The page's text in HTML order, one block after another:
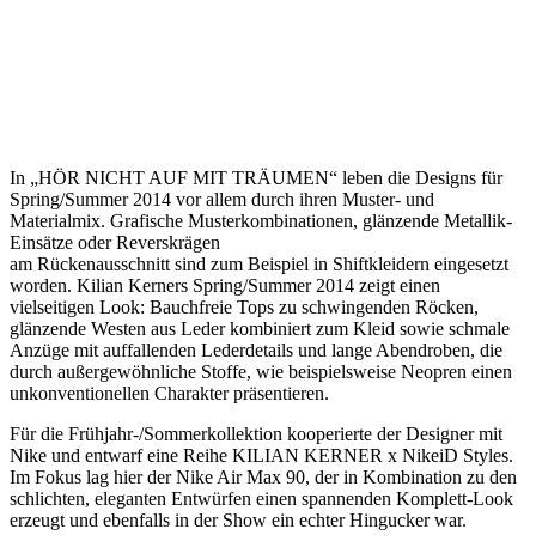
In „HÖR NICHT AUF MIT TRÄUMEN“ leben die Designs für
Spring/Summer 2014 vor allem durch ihren Muster- und
Materialmix. Grafische Musterkombinationen, glänzende Metallik-
Einsätze oder Reverskrägen
am Rückenausschnitt sind zum Beispiel in Shiftkleidern eingesetzt
worden. Kilian Kerners Spring/Summer 2014 zeigt einen
vielseitigen Look: Bauchfreie Tops zu schwingenden Röcken,
glänzende Westen aus Leder kombiniert zum Kleid sowie schmale
Anzüge mit auffallenden Lederdetails und lange Abendroben, die
durch außergewöhnliche Stoffe, wie beispielsweise Neopren einen
unkonventionellen Charakter präsentieren.
Für die Frühjahr-/Sommerkollektion kooperierte der Designer mit
Nike und entwarf eine Reihe KILIAN KERNER x NikeiD Styles.
Im Fokus lag hier der Nike Air Max 90, der in Kombination zu den
schlichten, eleganten Entwürfen einen spannenden Komplett-Look
erzeugt und ebenfalls in der Show ein echter Hingucker war.